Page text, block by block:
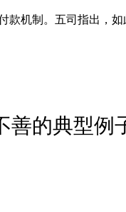
款机制。五司指出，
善的典型例